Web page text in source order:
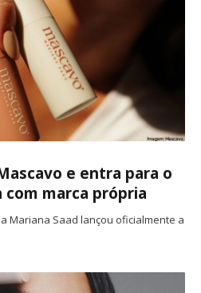
e entra para o
com marca própria
Mariana Saad lançou oficialmente a